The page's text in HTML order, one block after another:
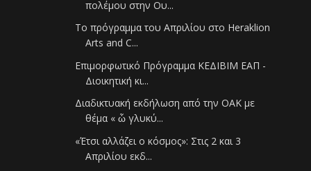
πολέμου στην Ου...
To πρόγραμμα του Απριλίου στο Heraklion
Arts and C...
Επιμορφωτικό Πρόγραμμα ΚΕΔΙΒΙΜ ΕΑΠ -
Διοικητική κι...
Διαδικτυακή εκδήλωση από την OAK με
θέμα « ὦ γλυκύ...
«Έτσι αλλάζει ο κόσμος»: Στις 2 και 3
Απριλίου εκδ...